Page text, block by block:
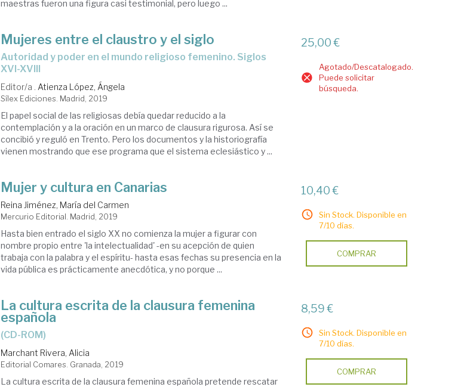
maestras fueron una figura casi testimonial, pero luego ...
Mujeres entre el claustro y el siglo
autoridad y poder en el mundo religioso femenino. Siglos
XVI-XVIII
Editor/a . Atienza López, Ángela
Sílex Ediciones. Madrid, 2019
El papel social de las religiosas debía quedar reducido a la
contemplación y a la oración en un marco de clausura rigurosa. Así se
concibió y reguló en Trento. Pero los documentos y la historiografía
vienen mostrando que ese programa que el sistema eclesiástico y ...
25,00 €
Agotado/Descatalogado.
Puede solicitar
búsqueda.
Mujer y cultura en Canarias
Reina Jiménez, María del Carmen
Mercurio Editorial. Madrid, 2019
Hasta bien entrado el siglo XX no comienza la mujer a figurar con
nombre propio entre 'la intelectualidad' -en su acepción de quien
trabaja con la palabra y el espíritu- hasta esas fechas su presencia en la
vida pública es prácticamente anecdótica, y no porque ...
10,40 €
Sin Stock. Disponible en
7/10 días.
COMPRAR
La cultura escrita de la clausura femenina
española
(CD-ROM)
Marchant Rivera, Alicia
Editorial Comares. Granada, 2019
La cultura escrita de la clausura femenina española pretende rescatar
8,59 €
Sin Stock. Disponible en
7/10 días.
COMPRAR